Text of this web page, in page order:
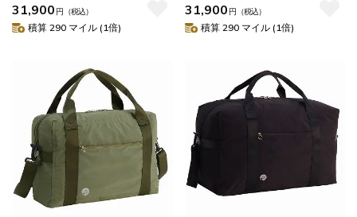
31,900 円 （税込）
積算 290 マイル (1倍)
31,900 円 （税込）
積算 290 マイル (1倍)